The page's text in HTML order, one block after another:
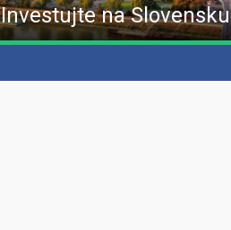
Investujte na Slovensku